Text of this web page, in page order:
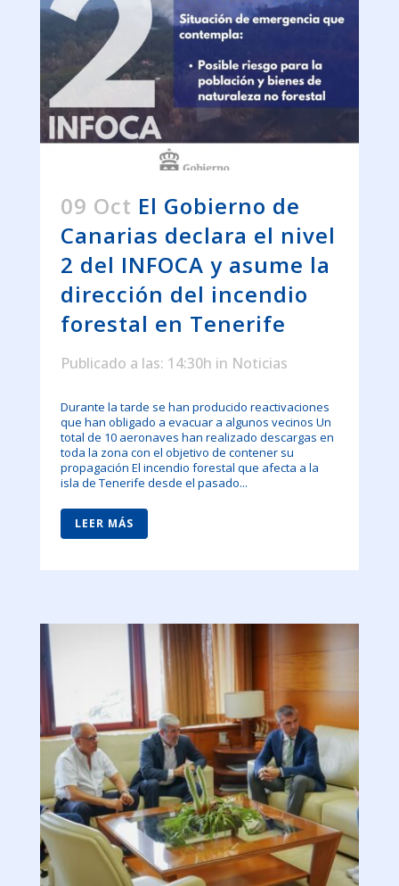
09 Oct El Gobierno de
Canarias declara el nivel
2 del INFOCA y asume la
dirección del incendio
forestal en Tenerife
Publicado a las: 14:30h in Noticias
Durante la tarde se han producido reactivaciones
que han obligado a evacuar a algunos vecinos Un
total de 10 aeronaves han realizado descargas en
toda la zona con el objetivo de contener su
propagación El incendio forestal que afecta a la
isla de Tenerife desde el pasado...
LEER MÁS